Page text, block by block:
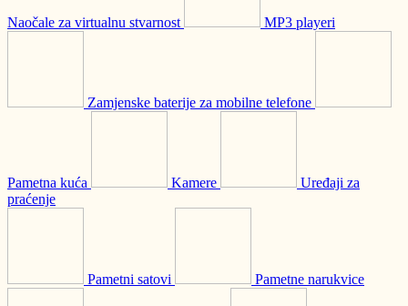
Naočale za virtualnu stvarnost MP3 playeri
Zamjenske baterije za mobilne telefone
Pametna kuća Kamere
Uređaji za
praćenje
Pametni satovi Pametne narukvice